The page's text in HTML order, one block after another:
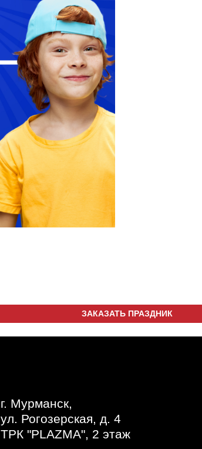
ЗАКАЗАТЬ ПРАЗДНИК
г. Мурманск,
ул. Рогозерская, д. 4
ТРК "PLAZMA", 2 этаж